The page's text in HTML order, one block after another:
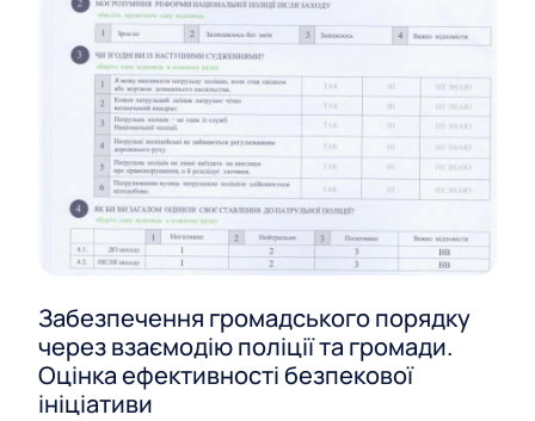
Забезпечення громадського порядку
через взаємодію поліції та громади.
Оцінка ефективності безпекової
ініціативи